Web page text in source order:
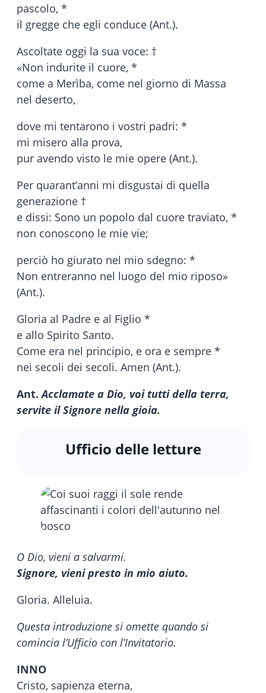
pascolo, *
il gregge che egli conduce (Ant.).
Ascoltate oggi la sua voce: †
«Non indurite il cuore, *
come a Merìba, come nel giorno di Massa
nel deserto,
dove mi tentarono i vostri padri: *
mi misero alla prova,
pur avendo visto le mie opere (Ant.).
Per quarant’anni mi disgustai di quella
generazione †
e dissi: Sono un popolo dal cuore traviato, *
non conoscono le mie vie;
perciò ho giurato nel mio sdegno: *
Non entreranno nel luogo del mio riposo»
(Ant.).
Gloria al Padre e al Figlio *
e allo Spirito Santo.
Come era nel principio, e ora e sempre *
nei secoli dei secoli. Amen (Ant.).
Ant.Acclamate a Dio, voi tutti della terra,
servite il Signore nella gioia.
Ufficio delle letture
O Dio, vieni a salvarmi.
Signore, vieni presto in mio aiuto.
Gloria. Alleluia.
Questa introduzione si omette quando si
comincia l’Ufficio con l’Invitatorio.
INNO
Cristo, sapienza eterna,